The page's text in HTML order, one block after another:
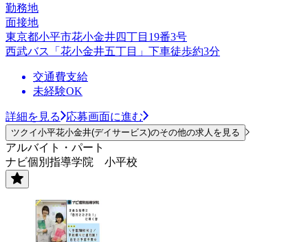
勤務地
面接地
東京都小平市花小金井四丁目19番3号
西武バス「花小金井五丁目」下車徒歩約3分
交通費支給
未経験OK
詳細を見る 応募画面に進む
ツクイ小平花小金井(デイサービス)のその他の求人を見る
アルバイト・パート
ナビ個別指導学院 小平校